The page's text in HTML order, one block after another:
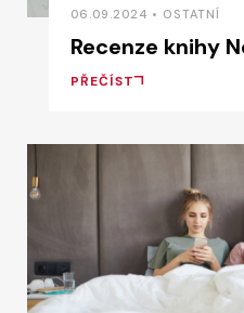
06.09.2024 • OSTATNÍ
Recenze knihy
PŘEČÍST